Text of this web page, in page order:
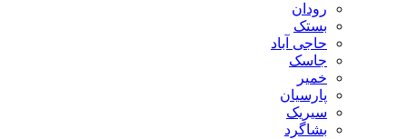
رودان
بستک
حاجی آباد
جاسک
خمیر
پارسیان
سیریک
بشاگرد